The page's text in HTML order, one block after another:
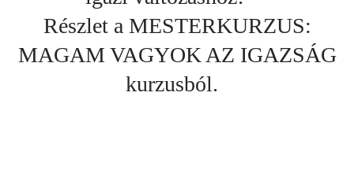
Részlet a MESTERKURZUS:
MAGAM VAGYOK AZ IGAZSÁG
kurzusból.